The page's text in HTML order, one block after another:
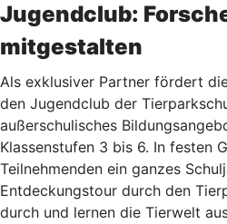
Jugendclub:
mitgestalten
Als exklusiver Partner fördert
den Jugendclub der
außerschulisches
Klassenstufen 3 bis 6. In festen
Teilnehmenden ein ganzes
Entdeckungstour durch den
durch und lernen die Tierwelt